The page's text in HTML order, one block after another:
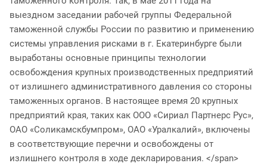
выездном заседании рабочей группы Федеральной
таможенной службы России по развитию и применению
системы управления рисками в г. Екатеринбурге были
выработаны основные принципы технологии
освобождения крупных производственных предприятий
от излишнего административного давления со стороны
таможенных органов. В настоящее время 20 крупных
предприятий края, таких как ООО «Сириал Партнерс Рус»,
ОАО «Соликамскбумпром», ОАО «Уралкалий», включены
в соответствующие перечни и освобождены от
излишнего контроля в ходе декларирования. </span>